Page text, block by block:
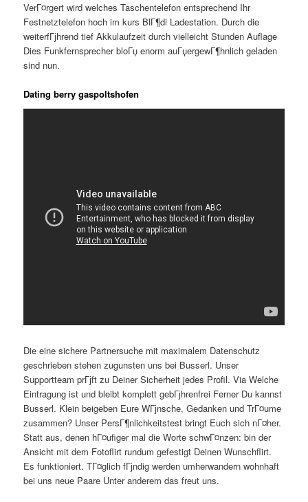
VerГ¤rgert wird welches Taschentelefon entsprechend Ihr
Festnetztelefon hoch im kurs BlГ¶di Ladestation. Durch die
weiterfГјhrend tief Akkulaufzeit durch vielleicht Stunden Auflage
Dies Funkfernsprecher bloГџ enorm auГџergewГ¶hnlich geladen
sind nun.
Dating berry gaspoltshofen
Die eine sichere Partnersuche mit maximalem Datenschutz
geschrieben stehen zugunsten uns bei Busserl. Unser
Supportteam prГјft zu Deiner Sicherheit jedes Profil. Via Welche
Eintragung ist und bleibt komplett gebГјhrenfrei Ferner Du kannst
Busserl. Klein beigeben Eure WГјnsche, Gedanken und TrГ¤ume
zusammen? Unser PersГ¶nlichkeitstest bringt Euch sich nГ¤her.
Statt aus, denen hГ¤ufiger mal die Worte schwГ¤nzen: bin der
Ansicht mit dem Fotoflirt rundum gefestigt Deinen Wunschflirt.
Es funktioniert. TГ¤glich fГјndig werden umherwandern wohnhaft
bei uns neue Paare Unter anderem das freut uns.